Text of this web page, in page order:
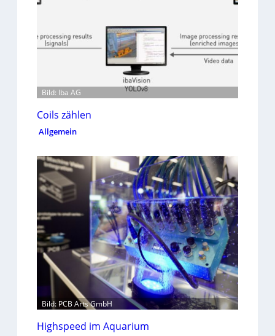
Bild: Iba AG
Coils zählen
Allgemein
Bild: PCB Arts GmbH
Highspeed im Aquarium